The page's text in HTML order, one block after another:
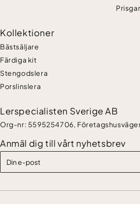
Kollektioner
Bästsäljare
Färdiga kit
Stengodslera
Porslinslera
Lerspecialisten Sverige AB
Org-nr: 5595254706,
Anmäl dig till vårt nyhetsbrev